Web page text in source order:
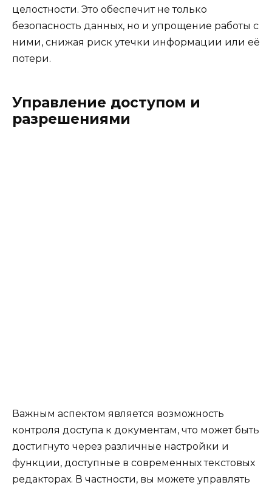
целостности. Это обеспечит не только
безопасность данных, но и упрощение работы с
ними, снижая риск утечки информации или её
потери.
Управление доступом и
разрешениями
Важным аспектом является возможность
контроля доступа к документам, что может быть
достигнуто через различные настройки и
функции, доступные в современных текстовых
редакторах. В частности, вы можете управлять